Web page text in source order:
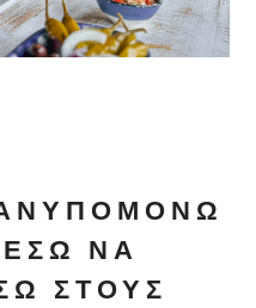
ΝΑ
ΣΤΟΥΣ